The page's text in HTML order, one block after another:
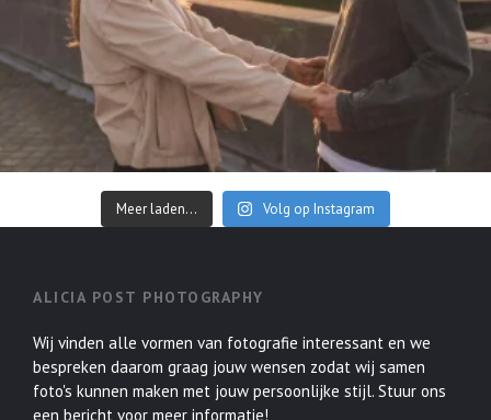
Meer laden... Volg op Instagram
ALICIA POST PHOTOGRAPHY
Wij vinden alle vormen van fotografie interessant en we
bespreken daarom graag jouw wensen zodat wij samen
foto's kunnen maken met jouw persoonlijke stijl. Stuur ons
een bericht voor meer informatie!